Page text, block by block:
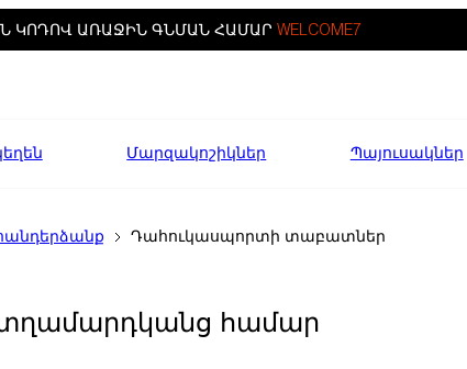
ԿՈԴՈՎ ԱՌԱՋԻՆ ԳՆՄԱՆ ՀԱՄԱՐ WELCOME7
Մարզակոշիկներ Պայուսակներ
Դահուկասպորտի տաբատներ
համար